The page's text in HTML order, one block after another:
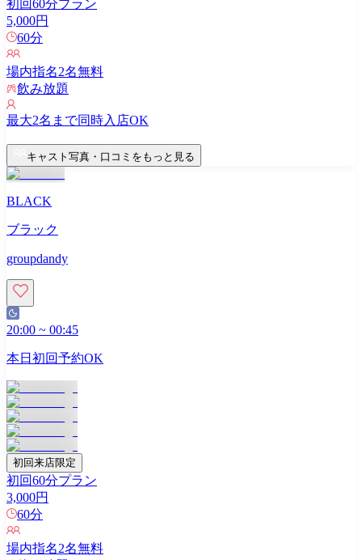
初回60分プラン
5,000円
60分
場内指名2名無料
飲み放題
最大2名まで同時入店OK
キャスト写真・口コミをもっと見る
BLACK
ブラック
groupdandy
20:00 ~ 00:45
本日初回予約OK
初回来店限定
初回60分プラン
3,000円
60分
場内指名2名無料